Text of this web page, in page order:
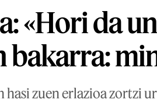
«Hori da
zuen erlazioa zortzi